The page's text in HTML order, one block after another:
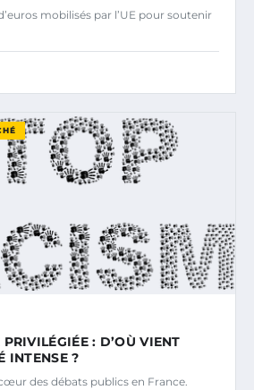
mobilisés par l’UE pour soutenir
: D’OÙ VIENT
INTENSE ?
des débats publics en France.